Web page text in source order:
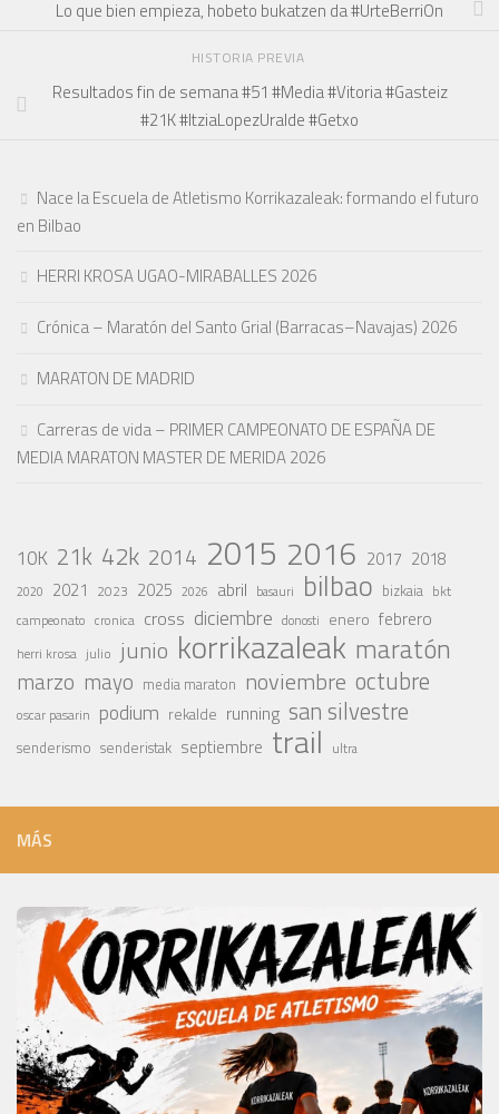
Lo que bien empieza, hobeto bukatzen da #UrteBerriOn
HISTORIA PREVIA
Resultados fin de semana #51 #Media #Vitoria #Gasteiz
#21K #ItziaLopezUralde #Getxo
Nace la Escuela de Atletismo Korrikazaleak: formando el futuro
en Bilbao
HERRI KROSA UGAO-MIRABALLES 2026
Crónica – Maratón del Santo Grial (Barracas–Navajas) 2026
MARATON DE MADRID
Carreras de vida – PRIMER CAMPEONATO DE ESPAÑA DE
MEDIA MARATON MASTER DE MERIDA 2026
10K 21k 42k 2014 2015 2016 2017 2018
2020 2021 2023 2025 2026 abril basauri bilbao bizkaia bkt
campeonato cronica cross diciembre donosti enero febrero
herri krosa julio junio korrikazaleak maratón
marzo mayo media maraton noviembre octubre
oscar pasarin podium rekalde running san silvestre
senderismo senderistak septiembre trail ultra
MÁS